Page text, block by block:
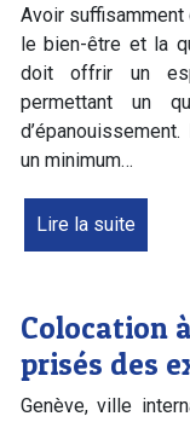
Avoir suffisamment
le bien-être et la
doit offrir un
permettant un
un minimum…
Lire la suite
Colocation
prisés des
Genève, ville